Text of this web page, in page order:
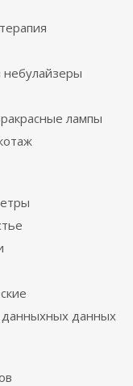
небулайзеры
лампы
данныхных данных